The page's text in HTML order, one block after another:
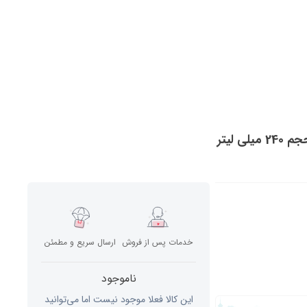
خدمات پس از فروش ارسال سریع و مطمئن
ناموجود
این کالا فعلا موجود نیست اما می‌توانید